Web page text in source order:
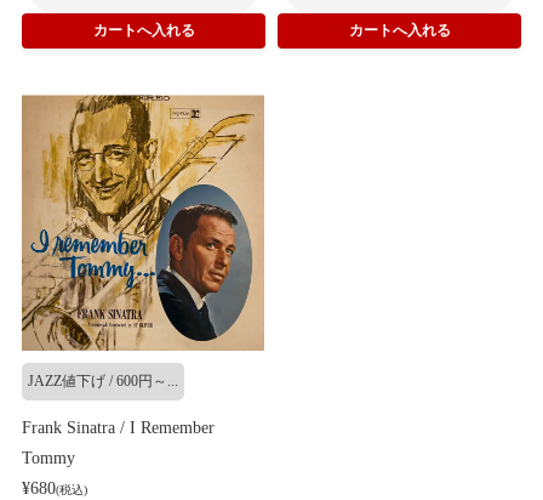
JAZZ値下げ / 600円～...
Frank Sinatra / I Remember
Tommy
¥680(税込)